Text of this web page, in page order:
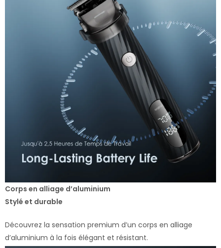
Corps en alliage d’aluminium
Stylé et durable
Découvrez la sensation premium d’un corps en alliage
d’aluminium à la fois élégant et résistant.